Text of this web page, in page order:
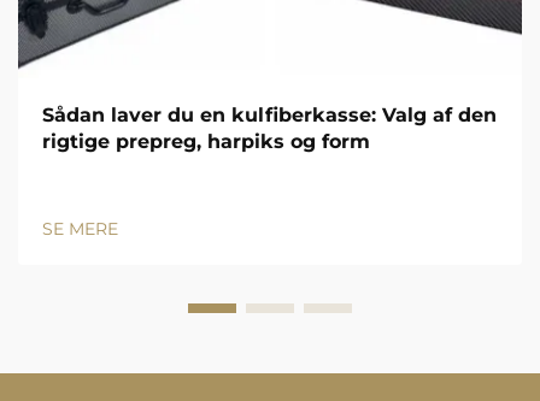
Sådan laver du en kulfiberkasse: Valg af den
rigtige prepreg, harpiks og form
SE MERE